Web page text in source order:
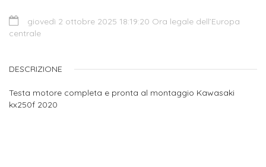
giovedì 2 ottobre 2025 18:19:20 Ora legale dell’Europa
centrale
DESCRIZIONE
Testa motore completa e pronta al montaggio Kawasaki
kx250f 2020